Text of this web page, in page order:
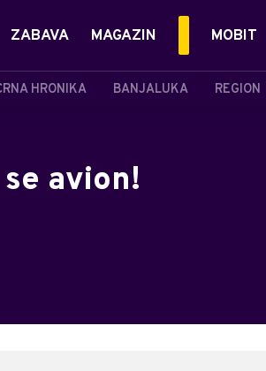
HRONIKA BANJALUKA REGION
ZABAVA MAGAZIN MOBIT
avion!